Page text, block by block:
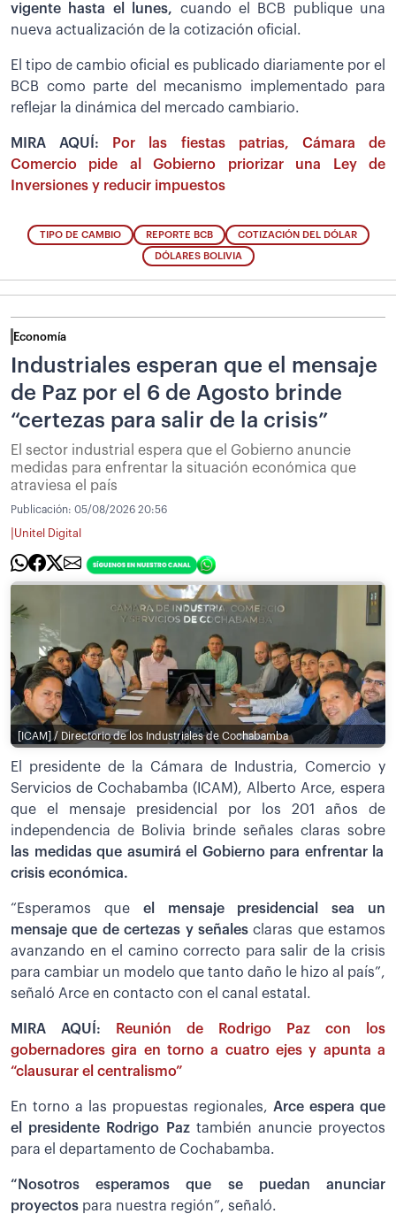
vigente hasta el lunes, cuando el BCB publique una
nueva actualización de la cotización oficial.
El tipo de cambio oficial es publicado diariamente por el
BCB como parte del mecanismo implementado para
reflejar la dinámica del mercado cambiario.
MIRA AQUÍ:
Por las fiestas patrias, Cámara de
Comercio pide al Gobierno priorizar una Ley de
Inversiones y reducir impuestos
TIPO DE CAMBIO REPORTE BCB COTIZACIÓN DEL DÓLAR
DÓLARES BOLIVIA
Economía
Industriales esperan que el mensaje
de Paz por el 6 de Agosto brinde
“certezas para salir de la crisis”
El sector industrial espera que el Gobierno anuncie
medidas para enfrentar la situación económica que
atraviesa el país
Publicación: 05/08/2026 20:56
Unitel Digital
[ICAM] / Directorio de los Industriales de Cochabamba
El presidente de la Cámara de Industria, Comercio y
Servicios de Cochabamba (ICAM), Alberto Arce, espera
que el mensaje presidencial por los 201 años de
independencia de Bolivia brinde señales claras sobre
las medidas que asumirá el Gobierno para enfrentar la
crisis económica.
“Esperamos queel mensaje presidencial sea un
mensaje que de certezas y señalesclaras que estamos
avanzando en el camino correcto para salir de la crisis
para cambiar un modelo que tanto daño le hizo al país”,
señaló Arce en contacto con el canal estatal.
MIRA AQUÍ:
Reunión de Rodrigo Paz con los
gobernadores gira en torno a cuatro ejes y apunta a
“clausurar el centralismo”
En torno a las propuestas regionales, Arce espera que
el presidente Rodrigo Paz también anuncie proyectos
para el departamento de Cochabamba.
“Nosotros esperamos que se puedan anunciar
proyectos para nuestra región”, señaló.